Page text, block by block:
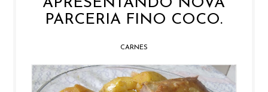
APRESENTANDO NOVA
PARCERIA FINO COCO.
CARNES